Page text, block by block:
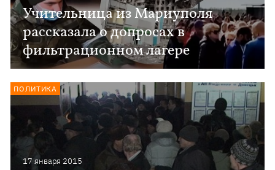
Учительница из Мариуполя
рассказала о допросах в
фильтрационном лагере
17 января 2015
ПОЛИТИКА